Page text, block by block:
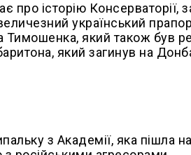
історію Консерваторії,
український
Тимошенка, який також був
який загинув на
з Академії, яка пішла